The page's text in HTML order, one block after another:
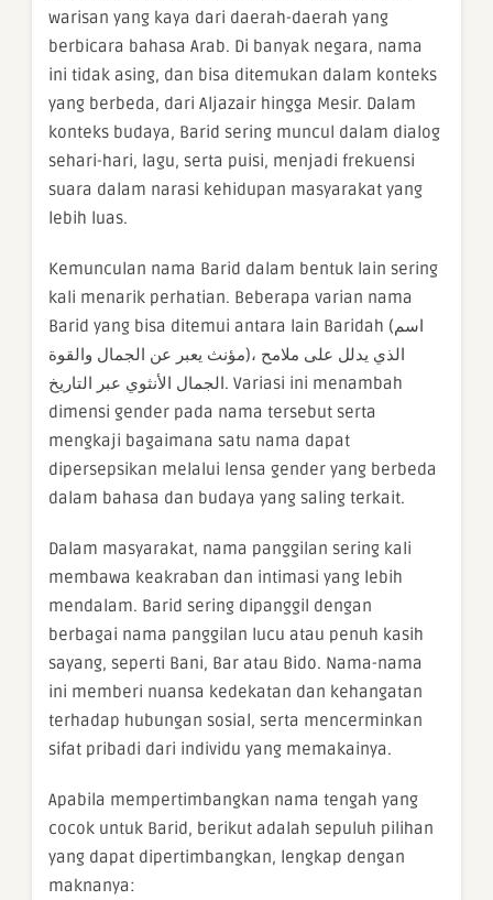
warisan yang kaya dari daerah-daerah yang
berbicara bahasa Arab. Di banyak negara, nama
ini tidak asing, dan bisa ditemukan dalam konteks
yang berbeda, dari Aljazair hingga Mesir. Dalam
konteks budaya, Barid sering muncul dalam dialog
sehari-hari, lagu, serta puisi, menjadi frekuensi
suara dalam narasi kehidupan masyarakat yang
lebih luas.
Kemunculan nama Barid dalam bentuk lain sering
kali menarik perhatian. Beberapa varian nama
Barid yang bisa ditemui antara lain Baridah (اسم
مؤنث يعبر عن الجمال والقوة)، الذي يدلل على ملامح
الجمال الأنثوي عبر التاريخ. Variasi ini menambah
dimensi gender pada nama tersebut serta
mengkaji bagaimana satu nama dapat
dipersepsikan melalui lensa gender yang berbeda
dalam bahasa dan budaya yang saling terkait.
Dalam masyarakat, nama panggilan sering kali
membawa keakraban dan intimasi yang lebih
mendalam. Barid sering dipanggil dengan
berbagai nama panggilan lucu atau penuh kasih
sayang, seperti Bani, Bar atau Bido. Nama-nama
ini memberi nuansa kedekatan dan kehangatan
terhadap hubungan sosial, serta mencerminkan
sifat pribadi dari individu yang memakainya.
Apabila mempertimbangkan nama tengah yang
cocok untuk Barid, berikut adalah sepuluh pilihan
yang dapat dipertimbangkan, lengkap dengan
maknanya: